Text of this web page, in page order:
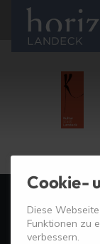
Wir
Cookie-
Diese
Funktionen zu
verbessern.